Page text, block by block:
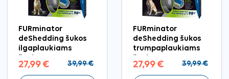
FURminator
deShedding šukos
ilgaplaukiams
27,99 € 39,99 €
FURminator
deShedding šukos
trumpaplaukiams
27,99 € 39,99 €